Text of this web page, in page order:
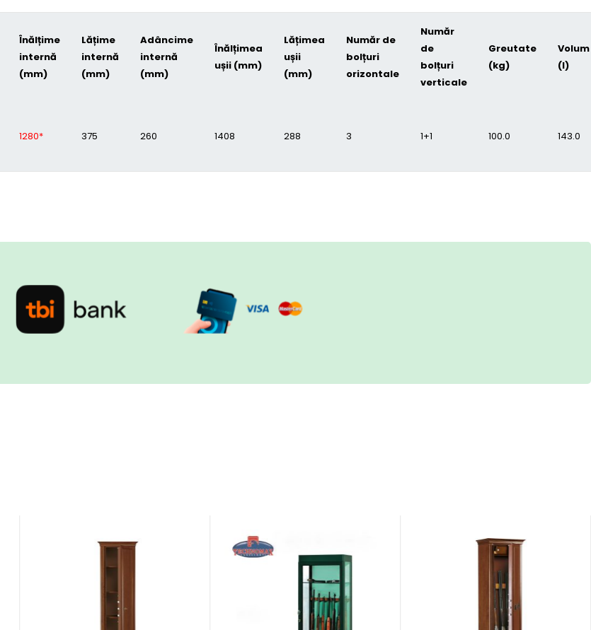
Înălțime
internă
(mm)
Lățime
internă
(mm)
Adâncime
internă
(mm)
Înălțimea
ușii (mm)
Lățimea
ușii
(mm)
Număr de
bolțuri
orizontale
Număr
de
bolțuri
verticale
Greutate
(kg)
Volum
(l)
1280* 375 260 1408 288 3 1+1 100.0 143.0